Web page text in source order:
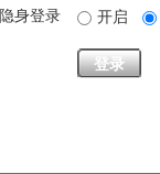
隐身登录 开启
登录